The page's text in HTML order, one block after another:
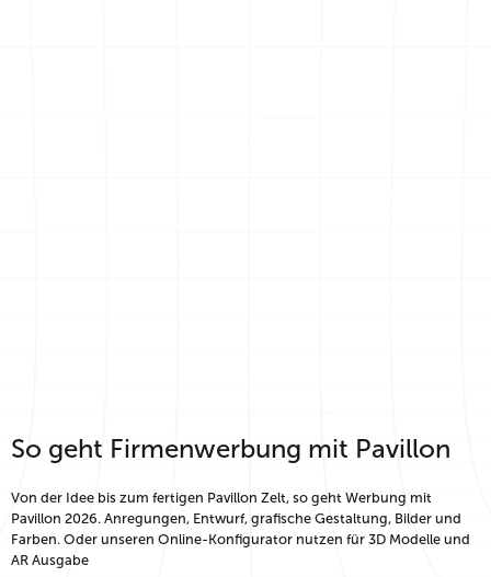
So geht Firmenwerbung mit Pavillon
Von der Idee bis zum fertigen Pavillon Zelt, so geht Werbung mit
Pavillon 2026. Anregungen, Entwurf, grafische Gestaltung, Bilder und
Farben. Oder unseren Online-Konfigurator nutzen für 3D Modelle und
AR Ausgabe